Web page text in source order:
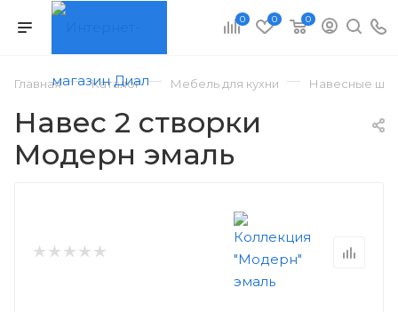
0 0 0
Главная — Каталог — Мебель для кухни — Навесные
Навес 2 створки
Модерн эмаль